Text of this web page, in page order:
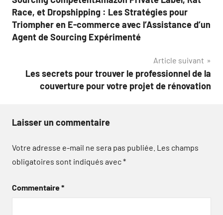
Race, et Dropshipping : Les Stratégies pour
Triompher en E-commerce avec l’Assistance d’un
Agent de Sourcing Expérimenté
Article suivant
Les secrets pour trouver le professionnel de la
couverture pour votre projet de rénovation
Laisser un commentaire
Votre adresse e-mail ne sera pas publiée. Les champs
obligatoires sont indiqués avec*
Commentaire*